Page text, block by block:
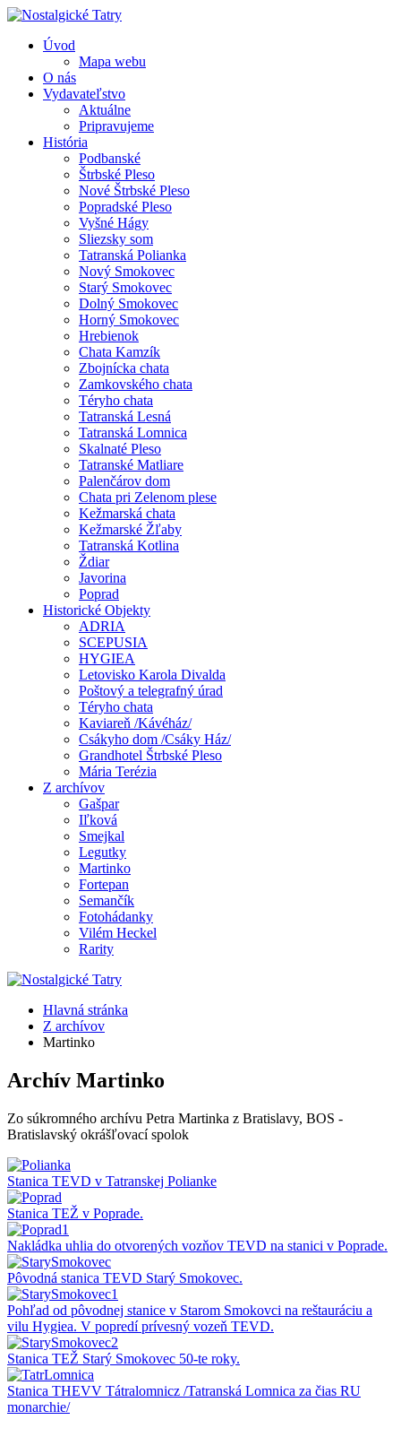
Úvod
Mapa webu
O nás
Vydavateľstvo
Aktuálne
Pripravujeme
História
Podbanské
Štrbské Pleso
Nové Štrbské Pleso
Popradské Pleso
Vyšné Hágy
Sliezsky som
Tatranská Polianka
Nový Smokovec
Starý Smokovec
Dolný Smokovec
Horný Smokovec
Hrebienok
Chata Kamzík
Zbojnícka chata
Zamkovského chata
Téryho chata
Tatranská Lesná
Tatranská Lomnica
Skalnaté Pleso
Tatranské Matliare
Palenčárov dom
Chata pri Zelenom plese
Kežmarská chata
Kežmarské Žľaby
Tatranská Kotlina
Ždiar
Javorina
Poprad
Historické Objekty
ADRIA
SCEPUSIA
HYGIEA
Letovisko Karola Divalda
Poštový a telegrafný úrad
Téryho chata
Kaviareň /Kávéház/
Csákyho dom /Csáky Ház/
Grandhotel Štrbské Pleso
Mária Terézia
Z archívov
Gašpar
Iľková
Smejkal
Legutky
Martinko
Fortepan
Semančík
Fotohádanky
Vilém Heckel
Rarity
Hlavná stránka
Z archívov
Martinko
Archív Martinko
Zo súkromného archívu Petra Martinka z Bratislavy, BOS -
Bratislavský okrášľovací spolok
Stanica TEVD v Tatranskej Polianke
Stanica TEŽ v Poprade.
Nakládka uhlia do otvorených vozňov TEVD na stanici v Poprade.
Pôvodná stanica TEVD Starý Smokovec.
Pohľad od pôvodnej stanice v Starom Smokovci na reštauráciu a
vilu Hygiea. V popredí prívesný vozeň TEVD.
Stanica TEŽ Starý Smokovec 50-te roky.
Stanica THEVV Tátralomnicz /Tatranská Lomnica za čias RU
monarchie/